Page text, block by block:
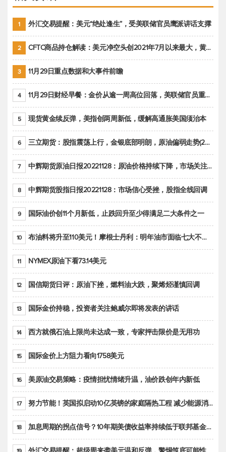
1 外汇交易提醒：美元“绝处逢生”，受美联储官员鹰派讲话支撑
2 CFTC商品持仓解读：美元净空头创2021年7月以来最大，黄金期货投机性净多头头寸减少
3 11月29日重点数据和大事件前瞻
4 11月29日财经早餐：金价从逾一周高位回落，美联储官员重申鹰派立场推动美元回升
5 现货黄金续反弹，美指创两周新低，缓解高通胀美国须治本
6 三立期货：股指震荡上行，金银底部明朗，原油偏弱走势(20221128收评)
7 中辉期货原油日报20221128：原油价格持续下降，市场关注OPEC+新一轮产能政策
8 中辉期货股指日报20221128：市场信心受挫，股指全线回调
9 国际油价创11个月新低，止跌回升至少得满足二大条件之一
10 布油料将升至110美元！摩根士丹利：明年油市面临七大不确定性
11 NYMEX原油下看73.14美元
12 国信期货日评：原油下挫，燃料油大跌，聚烯烃谨慎回调
13 国际金价持稳，投资者关注鲍威尔即将发表的讲话
14 西方就俄石油上限尚未达成一致，专家抨击限价是无用功
15 国际金价上方阻力看向1758美元
16 美原油交易策略：疫情担忧情绪升温，油价跌创年内新低
17 努力节能！英国拟启动10亿英镑的家庭隔热工程 减少能源消耗
18 加息周期的拐点信号？10年期美债收益率持续低于联邦基金利率目标区间